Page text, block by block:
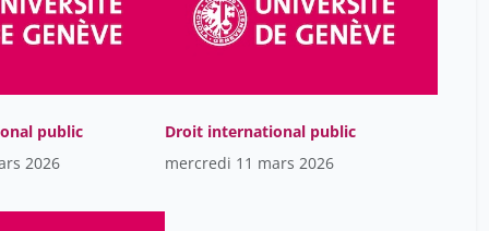
Delmas-Marty Mireille 1
Didier Wernli 10
Dimitris Avramopoulos
Donghai Hou
Douze Katja
public
2026
Droit international public
mercredi 11 mars 2026